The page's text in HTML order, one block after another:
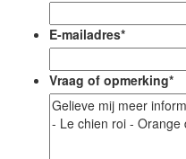
E-mailadres*
Vraag of opmerking*